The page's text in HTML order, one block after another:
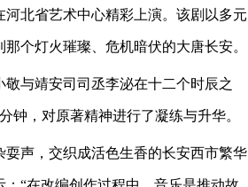
北省艺术中心精彩上演。该剧以多元
个灯火璀璨、危机暗伏的大唐长安。
与靖安司司丞李泌在十二个时辰之
钟，对原著精神进行了凝练与升华。
声，交织成活色生香的长安西市繁华